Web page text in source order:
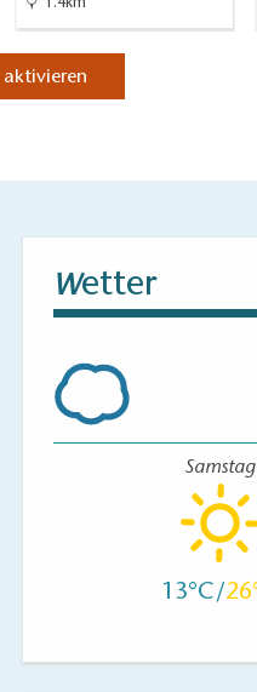
Wusterhausen
asphaltierte
1.4km
aktivieren
Wetter
Samstag
13 26